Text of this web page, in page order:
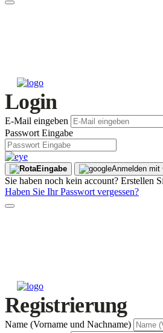
Login
E-Mail eingeben
Passwort Eingabe
Eingabe Anmelden mit
Sie haben noch kein account? Erstellen
Haben Sie Ihr Passwort vergessen?
Registrierung
Name (Vorname und Nachname)